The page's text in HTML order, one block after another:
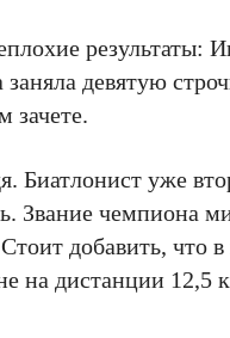
результаты:
девятую
зачете.
Биатлонист уже
Звание чемпиона
добавить, что
на дистанции 12,5